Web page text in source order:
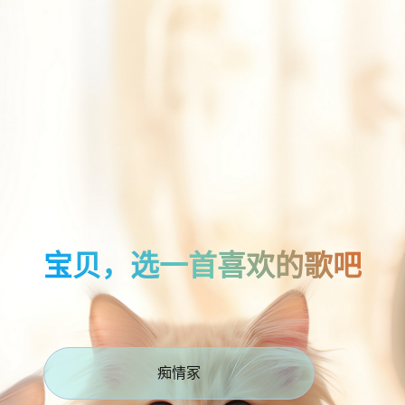
宝贝，选一首喜欢的歌吧
痴情冢